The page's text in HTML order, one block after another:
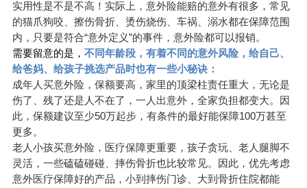
实用性是不是不高！实际上，意外险能赔的意外有很多，常见
的猫爪狗咬、擦伤骨折、烫伤烧伤、车祸、溺水都在保障范围
内，只要是符合“意外定义”的事件，意外险都可以报销。
需要留意的是， 不同年龄段，有着不同的意外风险，给自己、
给爸妈、给孩子挑选产品时也有一些小秘诀：
成年人买意外险，保额要高，家里的顶梁柱责任重大，无论是
伤了、残了还是人不在了，一人出意外，全家负担都变大。因
此，保额建议至少50万起步，有条件的最好能保障100万甚至
更多。
老人小孩买意外险，医疗保障更重要，孩子贪玩、老人腿脚不
灵活，一些磕磕碰碰、摔伤骨折也比较常见。因此，优先考虑
意外医疗保障好的产品，小到摔伤门诊、大到骨折住院都能